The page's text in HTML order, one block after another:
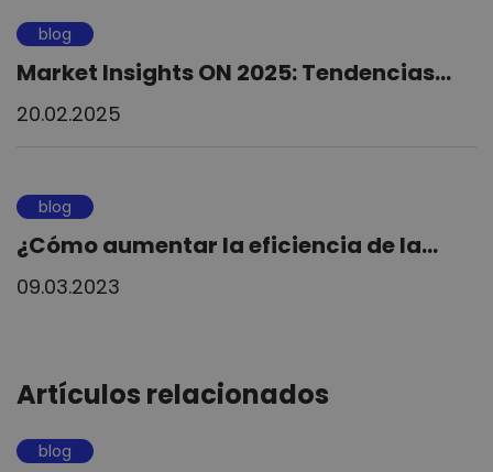
blog
Market Insights ON 2025: Tendencias...
20.02.2025
blog
¿Cómo aumentar la eficiencia de la...
09.03.2023
Artículos relacionados
blog